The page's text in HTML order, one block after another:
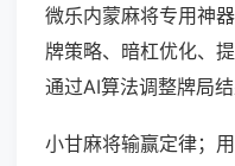
微乐内蒙麻将专用神
牌策略、暗杠优化、
通过AI算法调整牌局结
小甘麻将输赢定律；